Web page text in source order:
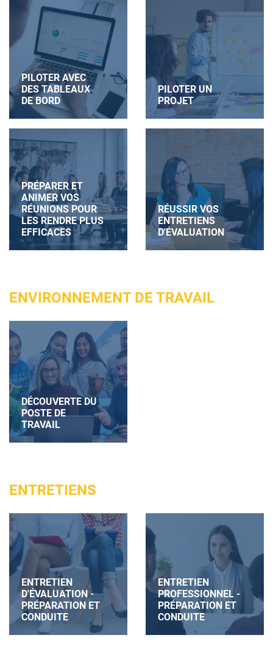
PILOTER AVEC
DES TABLEAUX
DE BORD
PILOTER UN
PROJET
PRÉPARER ET
ANIMER VOS
RÉUNIONS POUR
LES RENDRE PLUS
EFFICACES
RÉUSSIR VOS
ENTRETIENS
D'ÉVALUATION
ENVIRONNEMENT DE TRAVAIL
DÉCOUVERTE DU
POSTE DE
TRAVAIL
ENTRETIENS
ENTRETIEN
D'ÉVALUATION -
PRÉPARATION ET
CONDUITE
ENTRETIEN
PROFESSIONNEL -
PRÉPARATION ET
CONDUITE